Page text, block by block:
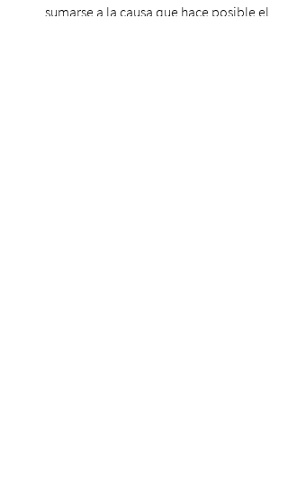
sumarse a la causa que hace posible el